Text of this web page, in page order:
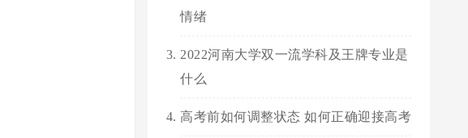
情绪
2022河南大学双一流学科及王牌专业是
什么
高考前如何调整状态 如何正确迎接高考